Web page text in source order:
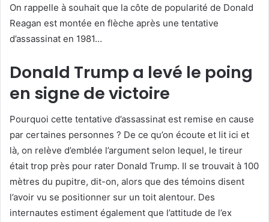
On rappelle à souhait que la côte de popularité de Donald
Reagan est montée en flèche après une tentative
d’assassinat en 1981…
Donald Trump a levé le poing
en signe de victoire
Pourquoi cette tentative d’assassinat est remise en cause
par certaines personnes ? De ce qu’on écoute et lit ici et
là, on relève d’emblée l’argument selon lequel, le tireur
était trop près pour rater Donald Trump. Il se trouvait à 100
mètres du pupitre, dit-on, alors que des témoins disent
l’avoir vu se positionner sur un toit alentour. Des
internautes estiment également que l’attitude de l’ex